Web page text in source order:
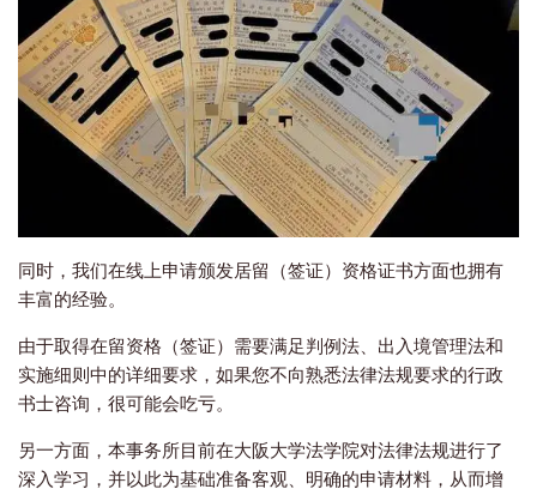
同时，我们在线上申请颁发居留（签证）资格证书方面也拥有
丰富的经验。
由于取得在留资格（签证）需要满足判例法、出入境管理法和
实施细则中的详细要求，如果您不向熟悉法律法规要求的行政
书士咨询，很可能会吃亏。
另一方面，本事务所目前在大阪大学法学院对法律法规进行了
深入学习，并以此为基础准备客观、明确的申请材料，从而增